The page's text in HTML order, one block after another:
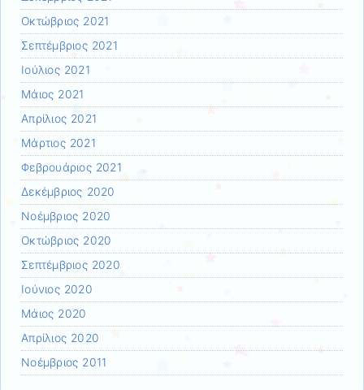
Οκτώβριος 2021
Σεπτέμβριος 2021
Ιούλιος 2021
Μάιος 2021
Απρίλιος 2021
Μάρτιος 2021
Φεβρουάριος 2021
Δεκέμβριος 2020
Νοέμβριος 2020
Οκτώβριος 2020
Σεπτέμβριος 2020
Ιούνιος 2020
Μάιος 2020
Απρίλιος 2020
Νοέμβριος 2011